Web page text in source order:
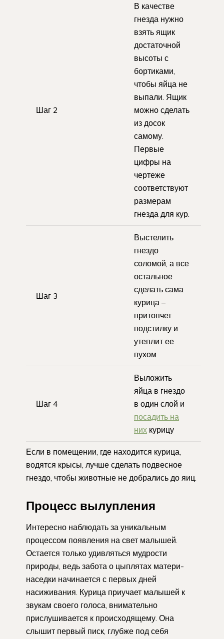
Шаг 2
В качестве
гнезда нужно
взять ящик
достаточной
высоты с
бортиками,
чтобы яйца не
выпали. Ящик
можно сделать
из досок
самому.
Первые
цифры на
чертеже
соответствуют
размерам
гнезда для кур.
Шаг 3
Выстелить
гнездо
соломой, а все
остальное
сделать сама
курица –
притопчет
подстилку и
утеплит ее
пухом
Шаг 4
Выложить
яйца в гнездо
в один слой и
посадить на
них курицу
Если в помещении, где находится курица,
водятся крысы, лучше сделать подвесное
гнездо, чтобы животные не добрались до яиц.
Процесс вылупления
Интересно наблюдать за уникальным
процессом появления на свет малышей.
Остается только удивляться мудрости
природы, ведь забота о цыплятах матери-
наседки начинается с первых дней
насиживания. Курица приучает малышей к
звукам своего голоса, внимательно
прислушивается к происходящему. Она
слышит первый писк, глубже под себя